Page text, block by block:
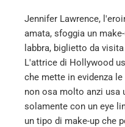
Jennifer Lawrence,
amata, sfoggia un
labbra, biglietto da
L'attrice di Hollywood
che mette in evidenza
non osa molto anzi usa
solamente con un eye
un tipo di make-up che